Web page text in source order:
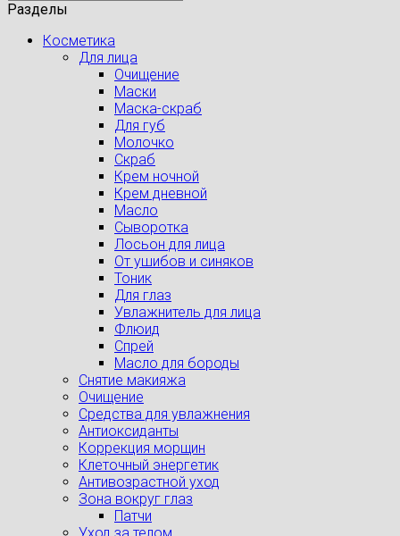
Разделы
Косметика
Для лица
Очищение
Маски
Маска-скраб
Для губ
Молочко
Скраб
Крем ночной
Крем дневной
Масло
Сыворотка
Лосьон для лица
От ушибов и синяков
Тоник
Для глаз
Увлажнитель для лица
Флюид
Спрей
Масло для бороды
Снятие макияжа
Очищение
Средства для увлажнения
Антиоксиданты
Коррекция морщин
Клеточный энергетик
Антивозрастной уход
Зона вокруг глаз
Патчи